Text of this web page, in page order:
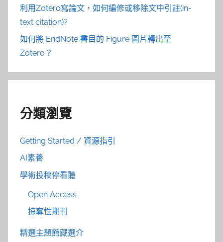
利用Zotero寫論文，如何編修或移除文中引註(in-
text citation)?
如何將 EndNote 書目的 Figure 圖片轉出至
Zotero？
分類瀏覽
Getting Started / 資源指引
AI素養
學術投稿停看聽
Open Access
掠奪性期刊
精選主題館藏選介